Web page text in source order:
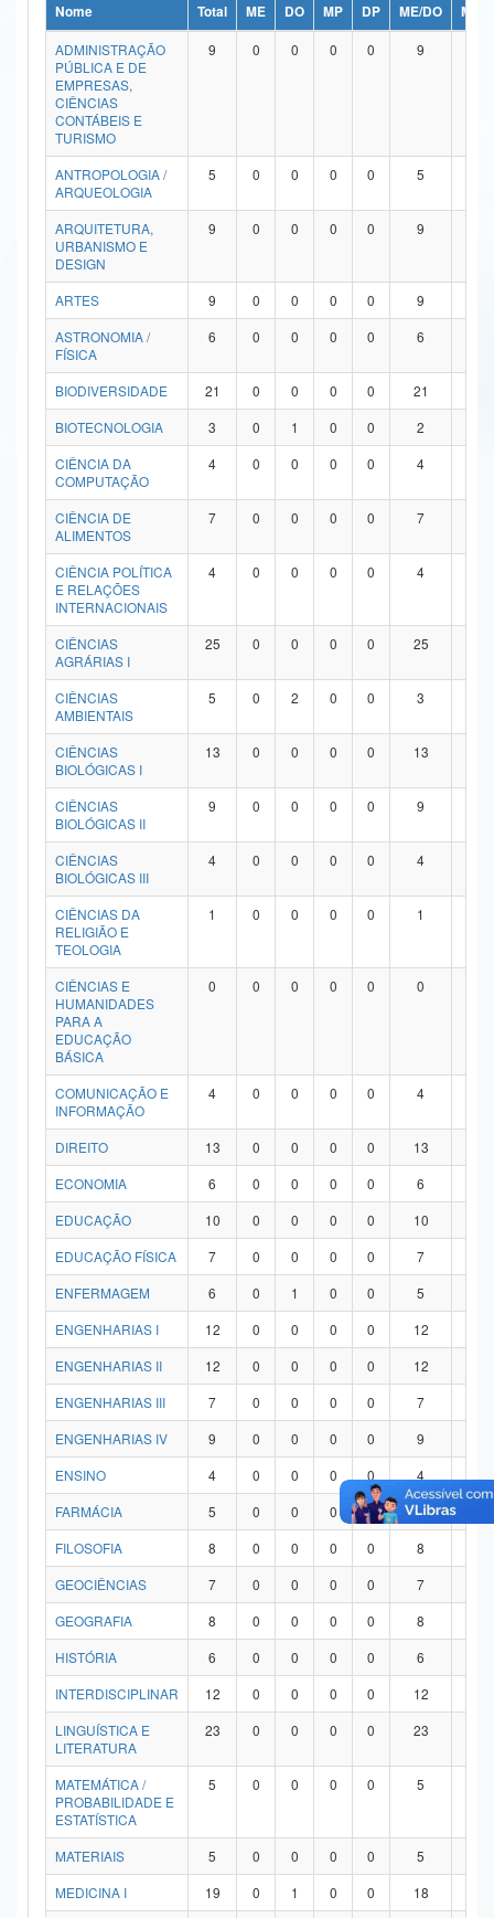
Ministério da Ciência, Tecnologia, Inovações e Comunicações
Ministério do Meio Ambiente
Ministério do Turismo
Ministério do Desenvolvimento Regional
Controladoria-Geral da União
Ministério da Mulher, da Família e dos Direitos Humanos
Secretaria de Governo
Advocacia-Geral da União
Banco Central do Brasil
Nome Total ME DO MP DP ME/DO
MP/
ADMINISTRAÇÃO
PÚBLICA E DE
EMPRESAS,
CIÊNCIAS
CONTÁBEIS E
TURISMO
9 0 0 0 0 9
ANTROPOLOGIA /
ARQUEOLOGIA
5 0 0 0 0 5
ARQUITETURA,
URBANISMO E
DESIGN
9 0 0 0 0 9
ARTES 9 0 0 0 0 9
ASTRONOMIA /
FÍSICA
6 0 0 0 0 6
BIODIVERSIDADE 21 0 0 0 0 21
BIOTECNOLOGIA
3 0 1 0 0 2
CIÊNCIA DA
COMPUTAÇÃO
4 0 0 0 0 4
CIÊNCIA DE
ALIMENTOS
7 0 0 0 0 7
CIÊNCIA POLÍTICA
E RELAÇÕES
INTERNACIONAIS
4 0 0 0 0 4
CIÊNCIAS
AGRÁRIAS I
25 0 0 0 0 25
CIÊNCIAS
AMBIENTAIS
5 0 2 0 0 3
CIÊNCIAS
BIOLÓGICAS I
13 0 0 0 0 13
CIÊNCIAS
BIOLÓGICAS II
9 0 0 0 0 9
CIÊNCIAS
BIOLÓGICAS III
4 0 0 0 0 4
CIÊNCIAS DA
RELIGIÃO E
TEOLOGIA
1 0 0 0 0 1
CIÊNCIAS E
HUMANIDADES
PARA A
EDUCAÇÃO
BÁSICA
0 0 0 0 0 0
COMUNICAÇÃO E
INFORMAÇÃO
4 0 0 0 0 4
DIREITO 13 0 0 0 0 13
ECONOMIA
6 0 0 0 0 6
EDUCAÇÃO
10 0 0 0 0 10
EDUCAÇÃO FÍSICA
7 0 0 0 0 7
ENFERMAGEM
6 0 1 0 0 5
ENGENHARIAS I
12 0 0 0 0 12
ENGENHARIAS II
12 0 0 0 0 12
ENGENHARIAS III
7 0 0 0 0 7
ENGENHARIAS IV
9 0 0 0 0 9
ENSINO
4 0 0 0 0 4
FARMÁCIA
5 0 0 0 0 5
FILOSOFIA
8 0 0 0 0 8
GEOCIÊNCIAS
7 0 0 0 0 7
GEOGRAFIA
8 0 0 0 0 8
HISTÓRIA
6 0 0 0 0 6
INTERDISCIPLINAR
12 0 0 0 0 12
LINGUÍSTICA E
LITERATURA
23 0 0 0 0 23
MATEMÁTICA /
PROBABILIDADE E
ESTATÍSTICA
5 0 0 0 0 5
MATERIAIS 5 0 0 0 0 5
MEDICINA I
19 0 1 0 0 18